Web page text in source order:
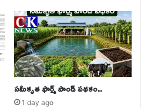
సమీకృత ఫార్మ్ పాండ్ పథకం..
1 day ago